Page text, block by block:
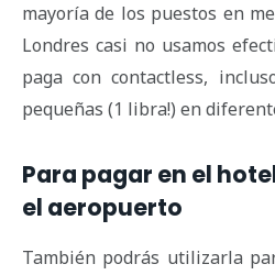
mayoría de los puestos en
Londres casi no usamos
paga con contactless,
pequeñas (1 libra!) en
Para pagar en el
el aeropuerto
También podrás utilizarla